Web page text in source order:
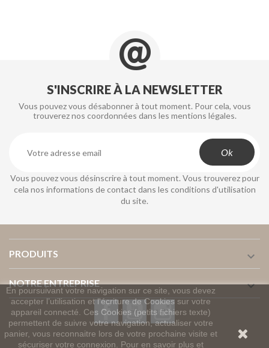
En poursuivant votre navigation sur ce site, vous devez
accepter l’utilisation et l'écriture de Cookies sur votre
appareil connecté. Ces Cookies (petits fichiers texte)
permettent de suivre votre navigation, actualiser votre
panier, vous reconnaitre lors de votre prochaine visite et
sécuriser votre connexion. Pour en savoir plus et
S'INSCRIRE À LA NEWSLETTER
Vous pouvez vous désabonner à tout moment. Pour cela, vous
trouverez nos coordonnées dans les mentions légales.
Vous pouvez vous désinscrire à tout moment. Vous trouverez pour
cela nos informations de contact dans les conditions d'utilisation
du site.
PRODUITS 
NOTRE ENTREPRISE 
FacebookYouTubeInstagram